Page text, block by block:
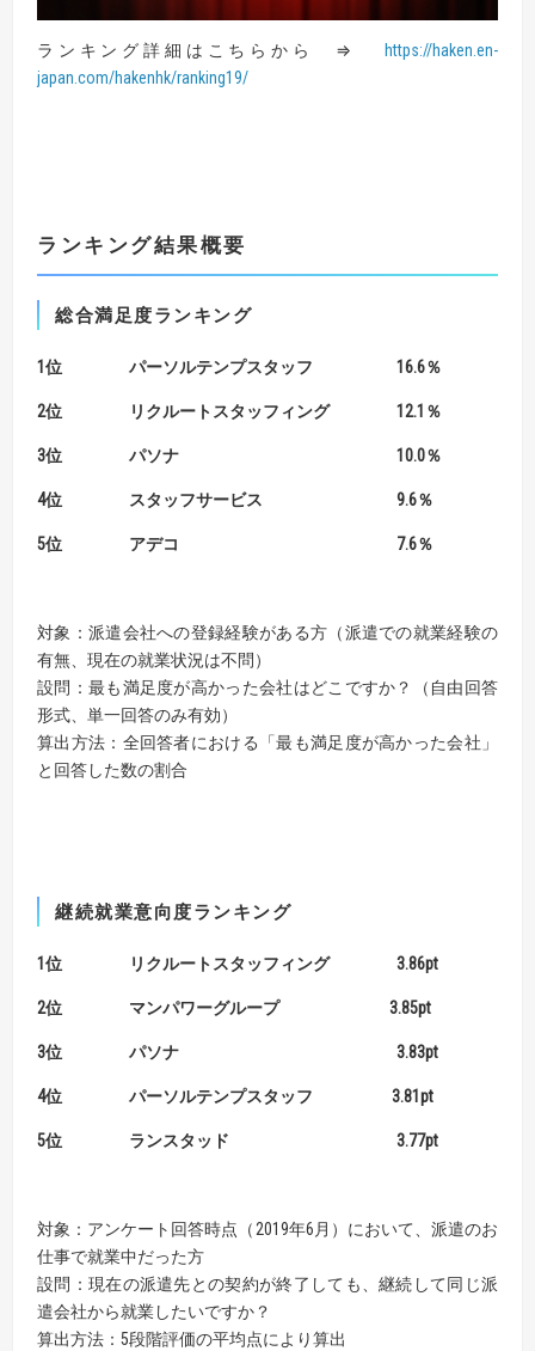
ランキング詳細はこちらから ⇒
https://haken.en-
japan.com/hakenhk/ranking19/
ランキング結果概要
総合満足度ランキング
1位 パーソルテンプスタッフ 16.6％
2位 リクルートスタッフィング 12.1％
3位 パソナ 10.0％
4位 スタッフサービス 9.6％
5位 アデコ 7.6％
対象：派遣会社への登録経験がある方（派遣での就業経験の
有無、現在の就業状況は不問）
設問：最も満足度が高かった会社はどこですか？（自由回答
形式、単一回答のみ有効）
算出方法：全回答者における「最も満足度が高かった会社」
と回答した数の割合
継続就業意向度ランキング
1位 リクルートスタッフィング 3.86pt
2位 マンパワーグループ 3.85pt
3位 パソナ 3.83pt
4位 パーソルテンプスタッフ 3.81pt
5位 ランスタッド 3.77pt
対象：アンケート回答時点（2019年6月）において、派遣のお
仕事で就業中だった方
設問：現在の派遣先との契約が終了しても、継続して同じ派
遣会社から就業したいですか？
算出方法：5段階評価の平均点により算出